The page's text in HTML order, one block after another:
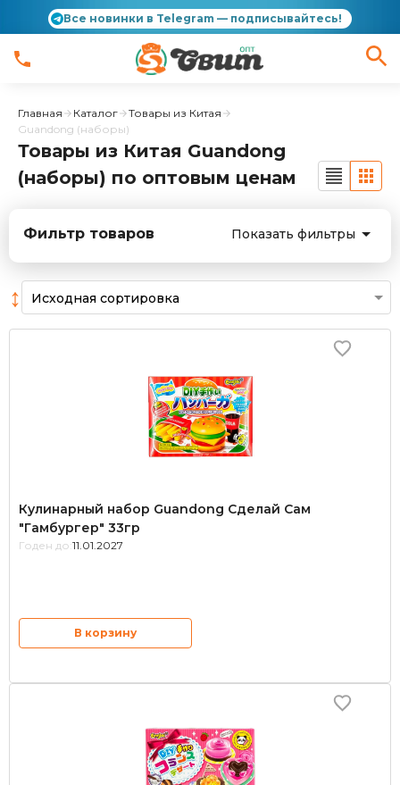
Все новинки в Telegram — подписывайтесь!
Главная Каталог
Товары из Китая
Guandong (наборы)
Товары из Китая Guandong
(наборы) по оптовым ценам
Фильтр товаров Показать фильтры
↕
Кулинарный набор Guandong Сделай Сам
"Гамбургер" 33гр
Годен до: 11.01.2027
В корзину